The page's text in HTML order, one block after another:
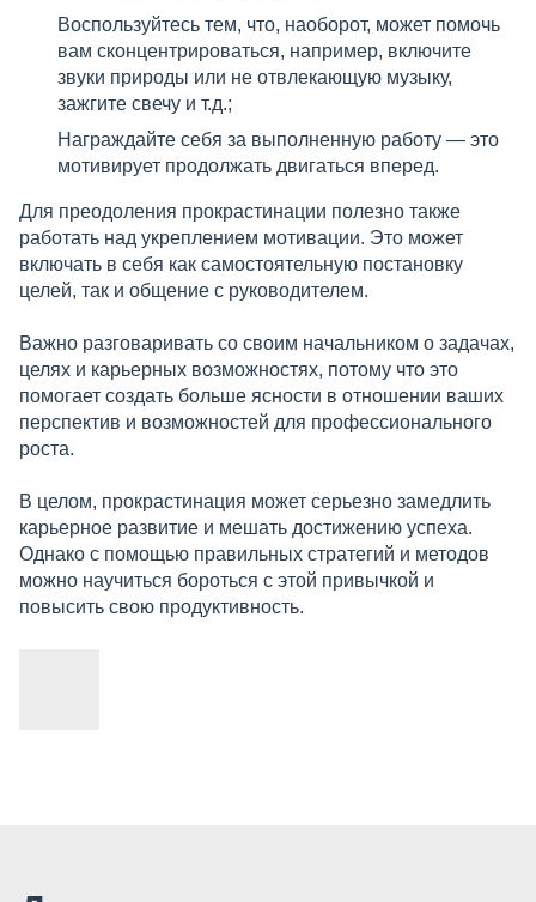
Воспользуйтесь тем, что, наоборот, может помочь
вам сконцентрироваться, например, включите
звуки природы или не отвлекающую музыку,
зажгите свечу и т.д.;
Награждайте себя за выполненную работу — это
мотивирует продолжать двигаться вперед.
Для преодоления прокрастинации полезно также
работать над укреплением мотивации. Это может
включать в себя как самостоятельную постановку
целей, так и общение с руководителем.
Важно разговаривать со своим начальником о задачах,
целях и карьерных возможностях, потому что это
помогает создать больше ясности в отношении ваших
перспектив и возможностей для профессионального
роста.
В целом, прокрастинация может серьезно замедлить
карьерное развитие и мешать достижению успеха.
Однако с помощью правильных стратегий и методов
можно научиться бороться с этой привычкой и
повысить свою продуктивность.